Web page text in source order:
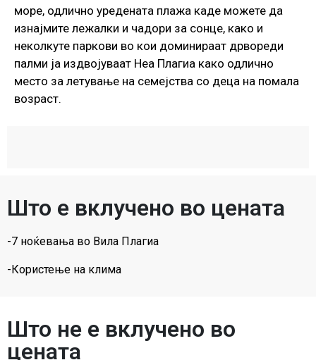
море, одлично уредената плажа каде можете да
изнајмите лежалки и чадори за сонце, како и
неколкуте паркови во кои доминираат дрвореди
палми ја издвојуваат Неа Плагиа како одлично
место за летување на семејства со деца на помала
возраст.
Што е вклучено во цената
-7 ноќевања во Вила Плагиа
-Користење на клима
Што не е вклучено во
цената